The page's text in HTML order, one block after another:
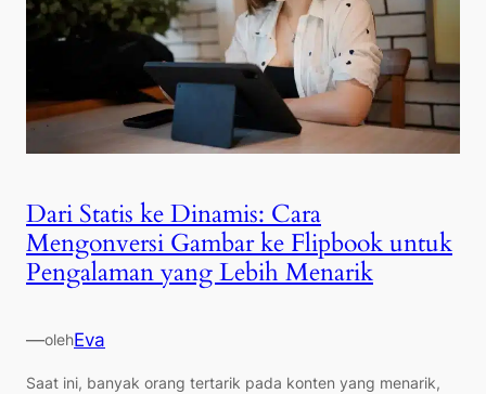
Dari Statis ke Dinamis: Cara
Mengonversi Gambar ke Flipbook untuk
Pengalaman yang Lebih Menarik
—olehEva
Saat ini, banyak orang tertarik pada konten yang menarik,